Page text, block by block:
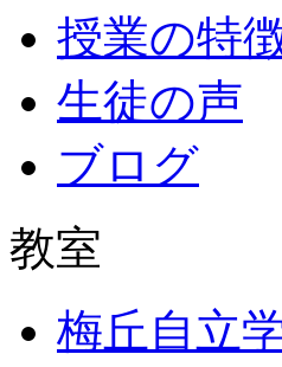
授業の特
生徒の声
ブログ
教室
梅丘自立